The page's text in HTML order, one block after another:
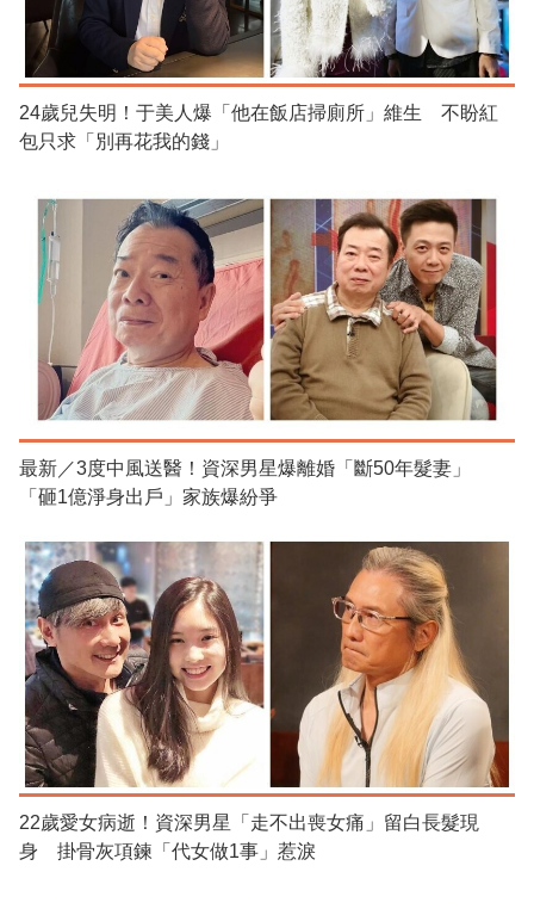
24歲兒失明！于美人爆「他在飯店掃廁所」維生 不盼紅
包只求「別再花我的錢」
最新／3度中風送醫！資深男星爆離婚「斷50年髮妻」
「砸1億淨身出戶」家族爆紛爭
22歲愛女病逝！資深男星「走不出喪女痛」留白長髮現
身 掛骨灰項鍊「代女做1事」惹淚